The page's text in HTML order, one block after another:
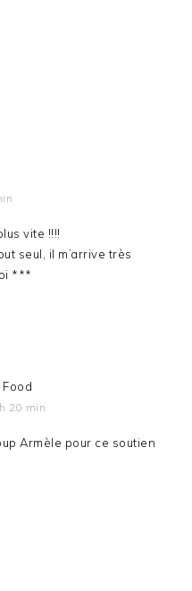
vite !!!!
seul, il m’arrive très
***
20 min
Armèle pour ce soutien